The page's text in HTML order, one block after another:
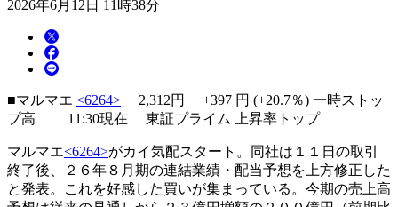
2026年6月12日 11時38分
■マルマエ <6264> 2,312円 +397 円 (+20.7％) 一時ストッ
プ高 11:30現在 東証プライム 上昇率トップ
マルマエ<6264>がカイ気配スタート。同社は１１日の取引
終了後、２６年８月期の連結業績・配当予想を上方修正した
と発表。これを好感した買いが集まっている。今期の売上高